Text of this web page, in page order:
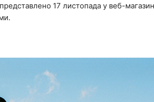
17 листопада у веб-